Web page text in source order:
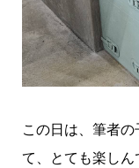
この日は、筆者
て、とても楽し